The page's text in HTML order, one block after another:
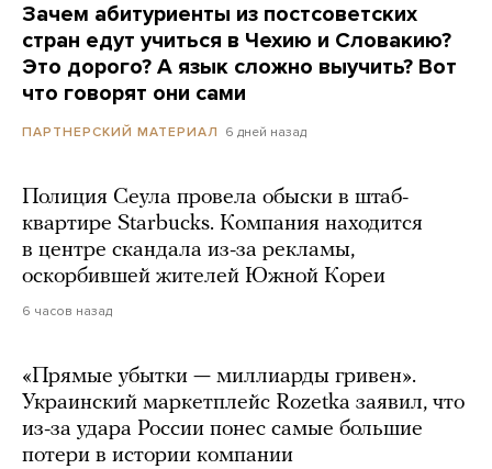
Зачем абитуриенты из постсоветских
стран едут учиться в Чехию и Словакию?
Это дорого? А язык сложно выучить? Вот
что говорят они сами
ПАРТНЕРСКИЙ МАТЕРИАЛ 6 дней назад
Полиция Сеула провела обыски в штаб-
квартире Starbucks. Компания находится
в центре скандала из-за рекламы,
оскорбившей жителей Южной Кореи
6 часов назад
«Прямые убытки — миллиарды гривен».
Украинский маркетплейс Rozetka заявил, что
из-за удара России понес самые большие
потери в истории компании